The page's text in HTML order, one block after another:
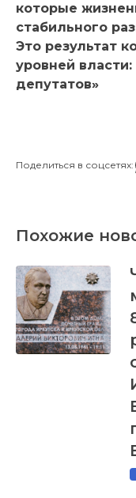
которые
стабильного
Это результат
уровней
депутатов»
Поделиться в соцсетях:
Похожие